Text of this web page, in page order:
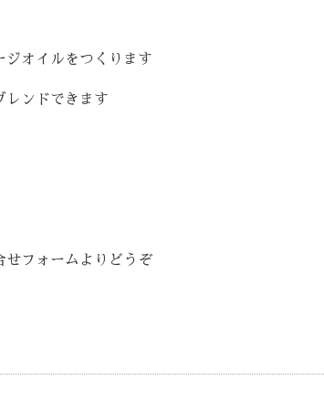
ジオイルをつくります
レンドできます
せフォームよりどうぞ